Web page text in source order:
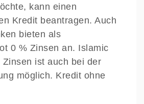
kann einen
Kredit beantragen. Auch
bieten als
0 % Zinsen an. Islamic
Zinsen ist auch bei der
möglich. Kredit ohne